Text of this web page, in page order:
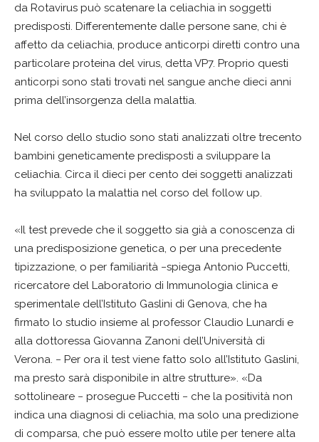
da Rotavirus può scatenare la celiachia in soggetti
predisposti. Differentemente dalle persone sane, chi è
affetto da celiachia, produce anticorpi diretti contro una
particolare proteina del virus, detta VP7. Proprio questi
anticorpi sono stati trovati nel sangue anche dieci anni
prima dell’insorgenza della malattia.
Nel corso dello studio sono stati analizzati oltre trecento
bambini geneticamente predisposti a sviluppare la
celiachia. Circa il dieci per cento dei soggetti analizzati
ha sviluppato la malattia nel corso del follow up.
«Il test prevede che il soggetto sia già a conoscenza di
una predisposizione genetica, o per una precedente
tipizzazione, o per familiarità −spiega Antonio Puccetti,
ricercatore del Laboratorio di Immunologia clinica e
sperimentale dell’Istituto Gaslini di Genova, che ha
firmato lo studio insieme al professor Claudio Lunardi e
alla dottoressa Giovanna Zanoni dell’Università di
Verona. − Per ora il test viene fatto solo all’Istituto Gaslini,
ma presto sarà disponibile in altre strutture». «Da
sottolineare − prosegue Puccetti − che la positività non
indica una diagnosi di celiachia, ma solo una predizione
di comparsa, che può essere molto utile per tenere alta